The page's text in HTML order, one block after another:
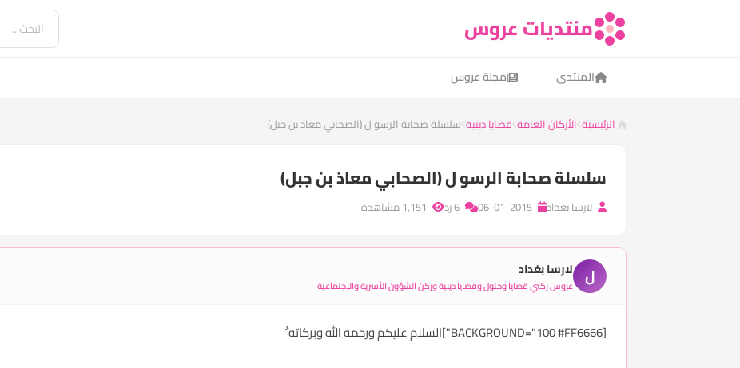
منتديات عروس
المنتدى مجلة عروس
الرئيسية الأركان العامة قضايا دينية سلسلة صحابة الرسو ل (الصحابي معاذ بن جبل)
سلسلة صحابة الرسو ل (الصحابي معاذ بن جبل)
لارسا بغداد
ل لارسا بغداد
عروس ركني قضايا وحلول وقضايا دينية وركن الشؤون الأسرية والإجتماعية
[BACKGROUND="100 #FF6666"]السلام عليكم ورحمه الله وبركاته ُ